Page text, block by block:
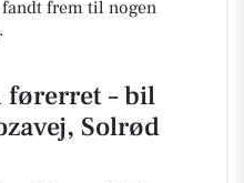
frem til nogen
førerret – bil
Solrød